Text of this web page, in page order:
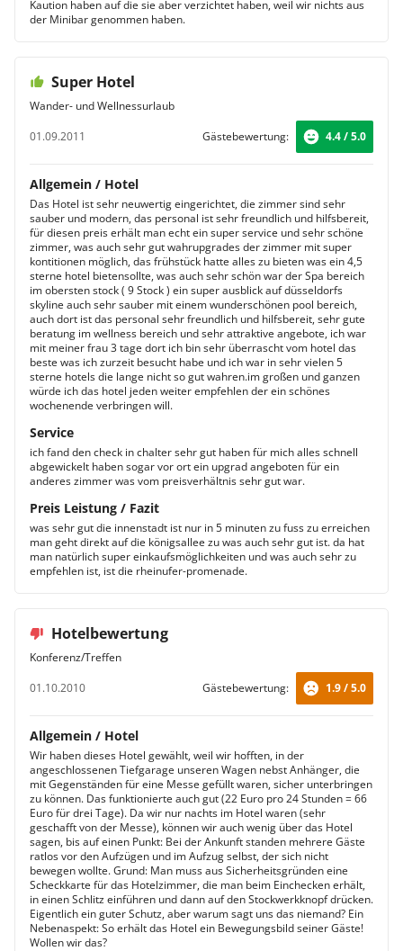
Kaution haben auf die sie aber verzichtet haben, weil wir nichts aus
der Minibar genommen haben.
Super Hotel
Wander- und Wellnessurlaub
01.09.2011
Gästebewertung: 4.4 / 5.0
Allgemein / Hotel
Das Hotel ist sehr neuwertig eingerichtet, die zimmer sind sehr
sauber und modern, das personal ist sehr freundlich und hilfsbereit,
für diesen preis erhält man echt ein super service und sehr schöne
zimmer, was auch sehr gut wahrupgrades der zimmer mit super
kontitionen möglich, das frühstück hatte alles zu bieten was ein 4,5
sterne hotel bietensollte, was auch sehr schön war der Spa bereich
im obersten stock ( 9 Stock ) ein super ausblick auf düsseldorfs
skyline auch sehr sauber mit einem wunderschönen pool bereich,
auch dort ist das personal sehr freundlich und hilfsbereit, sehr gute
beratung im wellness bereich und sehr attraktive angebote, ich war
mit meiner frau 3 tage dort ich bin sehr überrascht vom hotel das
beste was ich zurzeit besucht habe und ich war in sehr vielen 5
sterne hotels die lange nicht so gut wahren.im großen und ganzen
würde ich das hotel jeden weiter empfehlen der ein schönes
wochenende verbringen will.
Service
ich fand den check in chalter sehr gut haben für mich alles schnell
abgewickelt haben sogar vor ort ein upgrad angeboten für ein
anderes zimmer was vom preisverhältnis sehr gut war.
Preis Leistung / Fazit
was sehr gut die innenstadt ist nur in 5 minuten zu fuss zu erreichen
man geht direkt auf die königsallee zu was auch sehr gut ist. da hat
man natürlich super einkaufsmöglichkeiten und was auch sehr zu
empfehlen ist, ist die rheinufer-promenade.
Hotelbewertung
Konferenz/Treffen
01.10.2010
Gästebewertung: 1.9 / 5.0
Allgemein / Hotel
Wir haben dieses Hotel gewählt, weil wir hofften, in der
angeschlossenen Tiefgarage unseren Wagen nebst Anhänger, die
mit Gegenständen für eine Messe gefüllt waren, sicher unterbringen
zu können. Das funktionierte auch gut (22 Euro pro 24 Stunden = 66
Euro für drei Tage). Da wir nur nachts im Hotel waren (sehr
geschafft von der Messe), können wir auch wenig über das Hotel
sagen, bis auf einen Punkt: Bei der Ankunft standen mehrere Gäste
ratlos vor den Aufzügen und im Aufzug selbst, der sich nicht
bewegen wollte. Grund: Man muss aus Sicherheitsgründen eine
Scheckkarte für das Hotelzimmer, die man beim Einchecken erhält,
in einen Schlitz einführen und dann auf den Stockwerkknopf drücken.
Eigentlich ein guter Schutz, aber warum sagt uns das niemand? Ein
Nebenaspekt: So erhält das Hotel ein Bewegungsbild seiner Gäste!
Wollen wir das?